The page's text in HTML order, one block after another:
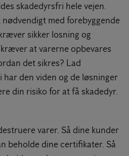
skadedyrsfri hele vejen.
med forebyggende
sikker losning og
at varerne opbevares
det sikres? Lad
den viden og de løsninger
din risiko for at få skadedyr.
varer. Så dine kunder
beholde dine certifikater. Så